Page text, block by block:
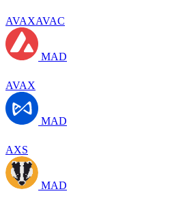
AVAXAVAC
MAD
AVAX
MAD
AXS
MAD